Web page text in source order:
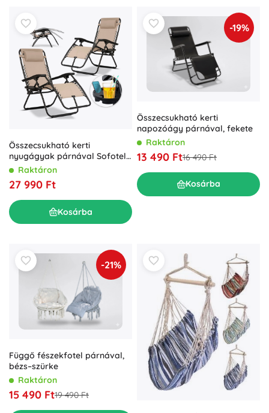
Összecsukható kerti
nyugágyak párnával Sofotel
ChillWell, 2 db-os szett, bézs
Raktáron
27 990 Ft
Kosárba
-19%
Összecsukható kerti
napozóágy párnával, fekete
Raktáron
13 490 Ft16 490 Ft
Kosárba
-21%
Függő fészekfotel párnával,
bézs–szürke
Raktáron
15 490 Ft19 490 Ft